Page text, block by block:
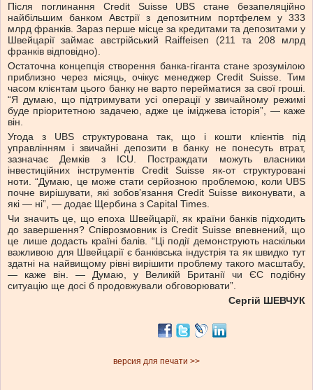
Після поглинання Credit Suisse UBS стане безапеляційно
найбільшим банком Австрії з депозитним портфелем у 333
млрд франків. Зараз перше місце за кредитами та депозитами у
Швейцарії займає австрійський Raiffeisen (211 та 208 млрд
франків відповідно).
Остаточна концепція створення банка-гіганта стане зрозумілою
приблизно через місяць, очікує менеджер Credit Suisse. Тим
часом клієнтам цього банку не варто перейматися за свої гроші.
“Я думаю, що підтримувати усі операції у звичайному режимі
буде пріоритетною задачею, адже це іміджева історія”, — каже
він.
Угода з UBS структурована так, що і кошти клієнтів під
управлінням і звичайні депозити в банку не понесуть втрат,
зазначає Демків з ICU. Постраждати можуть власники
інвестиційних інструментів Credit Suisse як-от структуровані
ноти. “Думаю, це може стати серйозною проблемою, коли UBS
почне вирішувати, які зобовʼязання Credit Suisse виконувати, а
які — ні”, — додає Щербина з Capital Times.
Чи значить це, що епоха Швейцарії, як країни банків підходить
до завершення? Співрозмовник із Credit Suisse впевнений, що
це лише додасть країні балів. “Ці події демонструють наскільки
важливою для Швейцарії є банківська індустрія та як швидко тут
здатні на найвищому рівні вирішити проблему такого масштабу,
— каже він. — Думаю, у Великій Британії чи ЄС подібну
ситуацію ще досі б продовжували обговорювати”.
Сергій ШЕВЧУК
версия для печати >>